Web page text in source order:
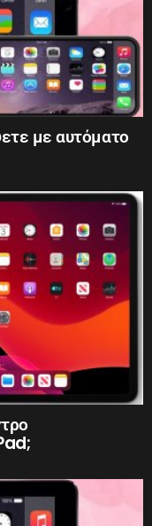
με αυτόματο